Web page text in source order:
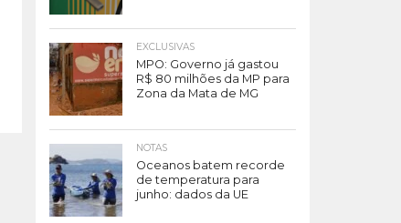
EXCLUSIVAS
MPO: Governo já gastou
R$ 80 milhões da MP para
Zona da Mata de MG
NOTAS
Oceanos batem recorde
de temperatura para
junho: dados da UE